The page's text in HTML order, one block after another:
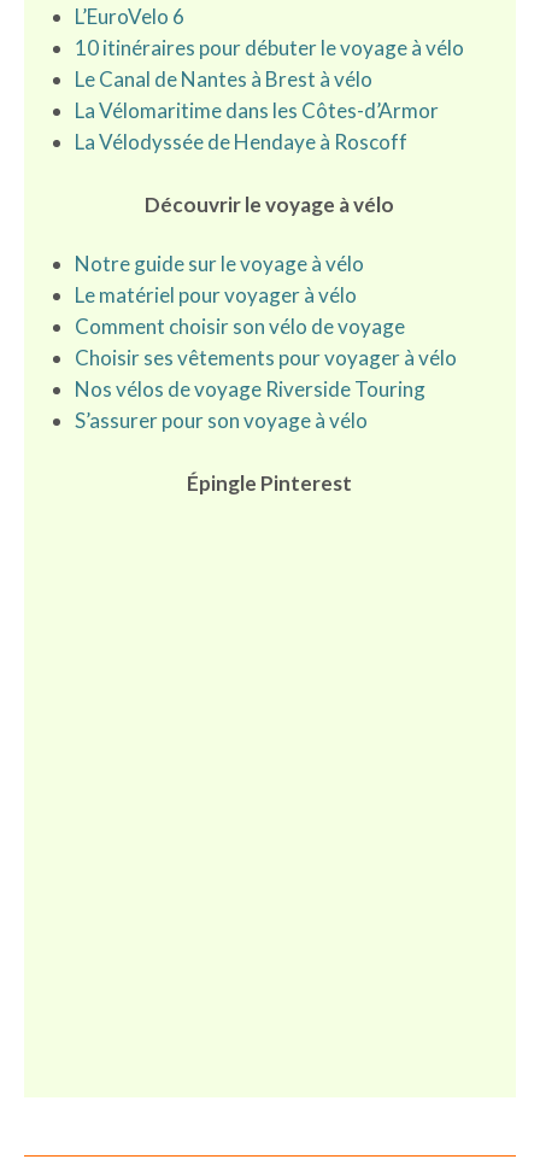
L’EuroVelo 6
10 itinéraires pour débuter le voyage à vélo
Le Canal de Nantes à Brest à vélo
La Vélomaritime dans les Côtes-d’Armor
La Vélodyssée de Hendaye à Roscoff
Découvrir le voyage à vélo
Notre guide sur le voyage à vélo
Le matériel pour voyager à vélo
Comment choisir son vélo de voyage
Choisir ses vêtements pour voyager à vélo
Nosvélos de voyage Riverside Touring
S’assurer pour son voyage à vélo
Épingle Pinterest